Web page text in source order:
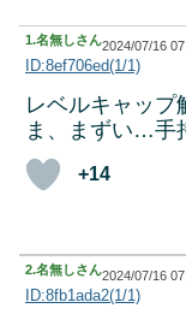
1.名無しさん2024/07/16
ID:8ef706ed(1/1)
レベルキャッ
ま、まずい…手
+14
2.名無しさん2024/07/16
ID:8fb1ada2(1/1)